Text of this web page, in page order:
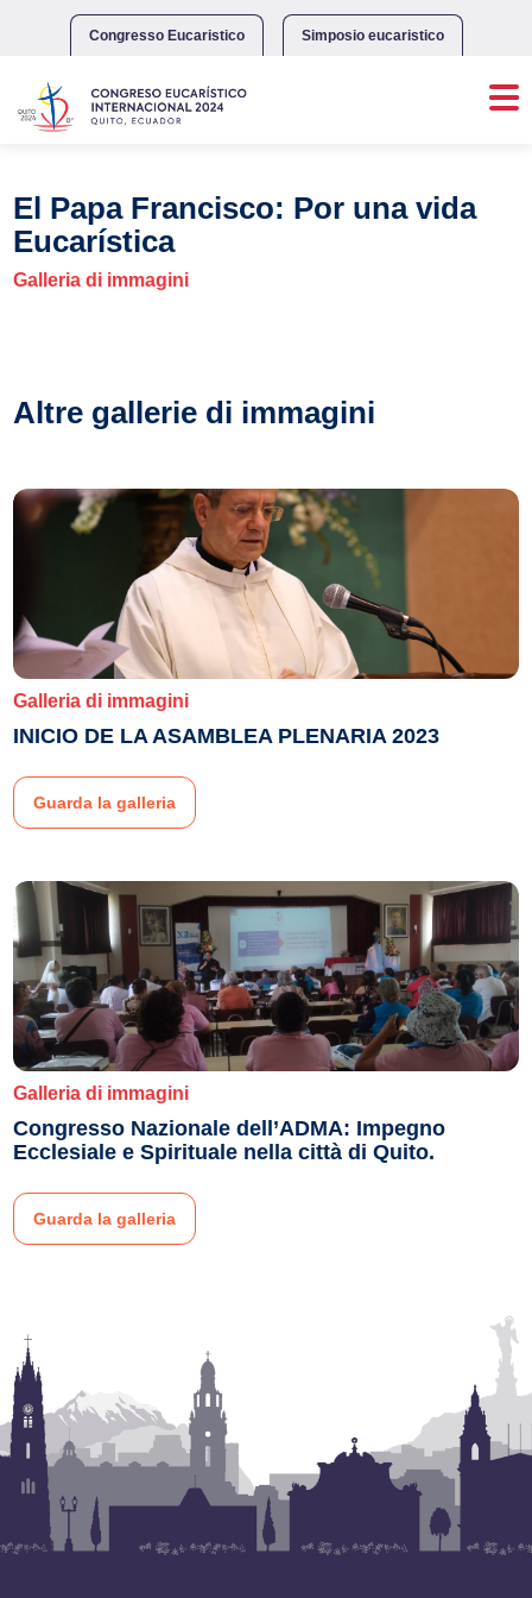
Congresso Eucaristico Simposio eucaristico
El Papa Francisco: Por una vida
Eucarística
Galleria di immagini
Altre gallerie di immagini
Galleria di immagini
INICIO DE LA ASAMBLEA PLENARIA 2023
Guarda la galleria
Galleria di immagini
Congresso Nazionale dell’ADMA: Impegno
Ecclesiale e Spirituale nella città di Quito.
Guarda la galleria